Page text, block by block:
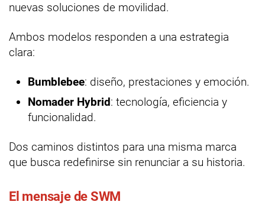
nuevas soluciones de movilidad.
Ambos modelos responden a una estrategia
clara:
Bumblebee: diseño, prestaciones y emoción.
Nomader Hybrid: tecnología, eficiencia y
funcionalidad.
Dos caminos distintos para una misma marca
que busca redefinirse sin renunciar a su historia.
El mensaje de SWM